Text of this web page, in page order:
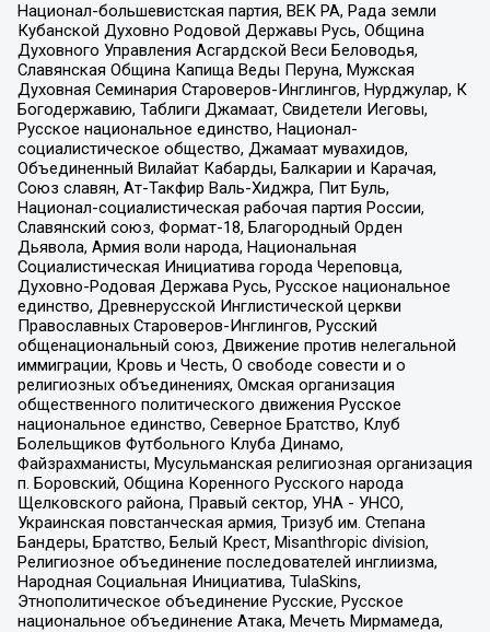
Национал-большевистская партия, ВЕК РА, Рада земли
Кубанской Духовно Родовой Державы Русь, Община
Духовного Управления Асгардской Веси Беловодья,
Славянская Община Капища Веды Перуна, Мужская
Духовная Семинария Староверов-Инглингов, Нурджулар, К
Богодержавию, Таблиги Джамаат, Свидетели Иеговы,
Русское национальное единство, Национал-
социалистическое общество, Джамаат мувахидов,
Объединенный Вилайат Кабарды, Балкарии и Карачая,
Союз славян, Ат-Такфир Валь-Хиджра, Пит Буль,
Национал-социалистическая рабочая партия России,
Славянский союз, Формат-18, Благородный Орден
Дьявола, Армия воли народа, Национальная
Социалистическая Инициатива города Череповца,
Духовно-Родовая Держава Русь, Русское национальное
единство, Древнерусской Инглистической церкви
Православных Староверов-Инглингов, Русский
общенациональный союз, Движение против нелегальной
иммиграции, Кровь и Честь, О свободе совести и о
религиозных объединениях, Омская организация
общественного политического движения Русское
национальное единство, Северное Братство, Клуб
Болельщиков Футбольного Клуба Динамо,
Файзрахманисты, Мусульманская религиозная организация
п. Боровский, Община Коренного Русского народа
Щелковского района, Правый сектор, УНА - УНСО,
Украинская повстанческая армия, Тризуб им. Степана
Бандеры, Братство, Белый Крест, Misanthropic division,
Религиозное объединение последователей инглиизма,
Народная Социальная Инициатива, TulaSkins,
Этнополитическое объединение Русские, Русское
национальное объединение Атака, Мечеть Мирмамеда,